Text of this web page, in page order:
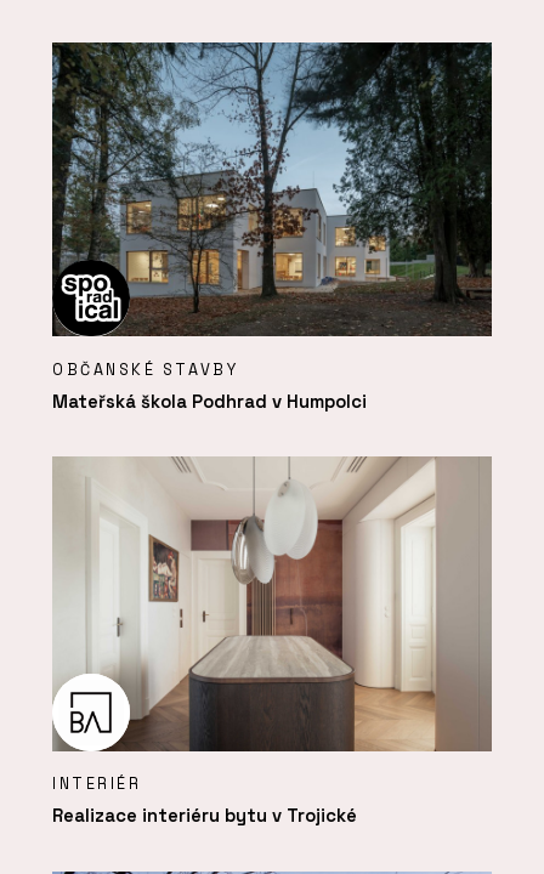
OBČANSKÉ STAVBY
Mateřská škola Podhrad v Humpolci
INTERIÉR
Realizace interiéru bytu v Trojické